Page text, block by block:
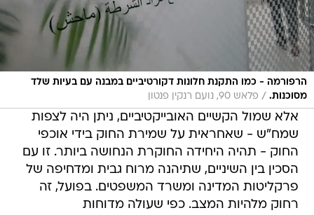
הרפורמה - כמו התקנת חלונות דקורטיביים במבנה עם בעיות שלד
מסוכנות. / פלאש 90, נועם רנקין פנטון
אלא שמול הקשיים האובייקטיביים, ניתן היה לצפות
שמח"ש - שאחראית על שמירת החוק בידי אוכפי
החוק - תהיה היחידה החוקרת הנחושה ביותר. זו עם
הסכין בין השיניים, שתיהנה מרוח גבית ומדחיפה של
פרקליטות המדינה ומשרד המשפטים. בפועל, זה
רחוק מלהיות המצב. כפי שעולה מדוחות